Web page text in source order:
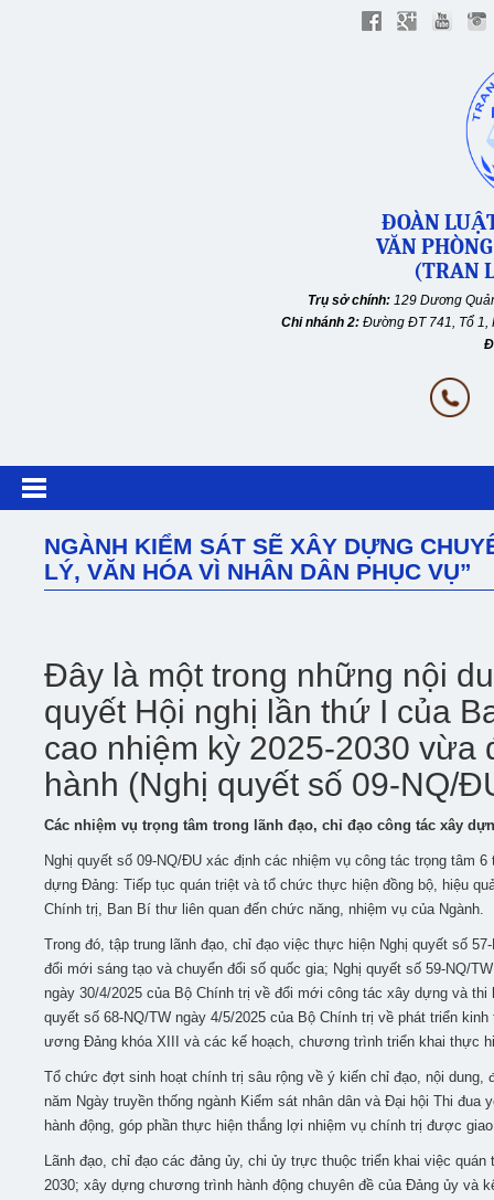
ĐOÀN
VĂN
(TRAN
Trụ sở chính: 129 Dương
Chi nhánh 2: Đường ĐT 741, Tổ 1,
NGÀNH KIỂM SÁT SẼ XÂY DỰNG
LÝ, VĂN HÓA VÌ NHÂN DÂN PHỤC VỤ”
Đây là một trong những nội
quyết Hội nghị lần thứ I của
cao nhiệm kỳ 2025-2030
hành (Nghị quyết số 09-NQ/
Các nhiệm vụ trọng tâm trong lãnh đạo, chỉ đạo công tác xây
Nghị quyết số 09-NQ/ĐU xác định các nhiệm vụ công tác trọng tâm
dựng Đảng: Tiếp tục quán triệt và tổ chức thực hiện đồng bộ, hiệu
Chính trị, Ban Bí thư liên quan đến chức năng, nhiệm vụ của Ngành.
Trong đó, tập trung lãnh đạo, chỉ đạo việc thực hiện Nghị quyết số
đổi mới sáng tạo và chuyển đổi số quốc gia; Nghị quyết số 59-NQ/
ngày 30/4/2025 của Bộ Chính trị về đổi mới công tác xây dựng và
quyết số 68-NQ/TW ngày 4/5/2025 của Bộ Chính trị về phát triển
ương Đảng khóa XIII và các kế hoạch, chương trình triển khai thực
Tổ chức đợt sinh hoạt chính trị sâu rộng về ý kiến chỉ đạo, nội
năm Ngày truyền thống ngành Kiểm sát nhân dân và Đại hội Thi
hành động, góp phần thực hiện thắng lợi nhiệm vụ chính trị được
Lãnh đạo, chỉ đạo các đảng ủy, chi ủy trực thuộc triển khai việc
2030; xây dựng chương trình hành động chuyên đề của Đảng ủy và